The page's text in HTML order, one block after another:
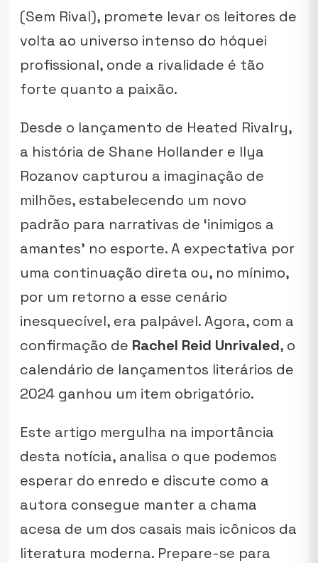
(Sem Rival), promete levar os leitores de
volta ao universo intenso do hóquei
profissional, onde a rivalidade é tão
forte quanto a paixão.
Desde o lançamento de Heated Rivalry,
a história de Shane Hollander e Ilya
Rozanov capturou a imaginação de
milhões, estabelecendo um novo
padrão para narrativas de ‘inimigos a
amantes’ no esporte. A expectativa por
uma continuação direta ou, no mínimo,
por um retorno a esse cenário
inesquecível, era palpável. Agora, com a
confirmação de Rachel Reid Unrivaled, o
calendário de lançamentos literários de
2024 ganhou um item obrigatório.
Este artigo mergulha na importância
desta notícia, analisa o que podemos
esperar do enredo e discute como a
autora consegue manter a chama
acesa de um dos casais mais icônicos da
literatura moderna. Prepare-se para